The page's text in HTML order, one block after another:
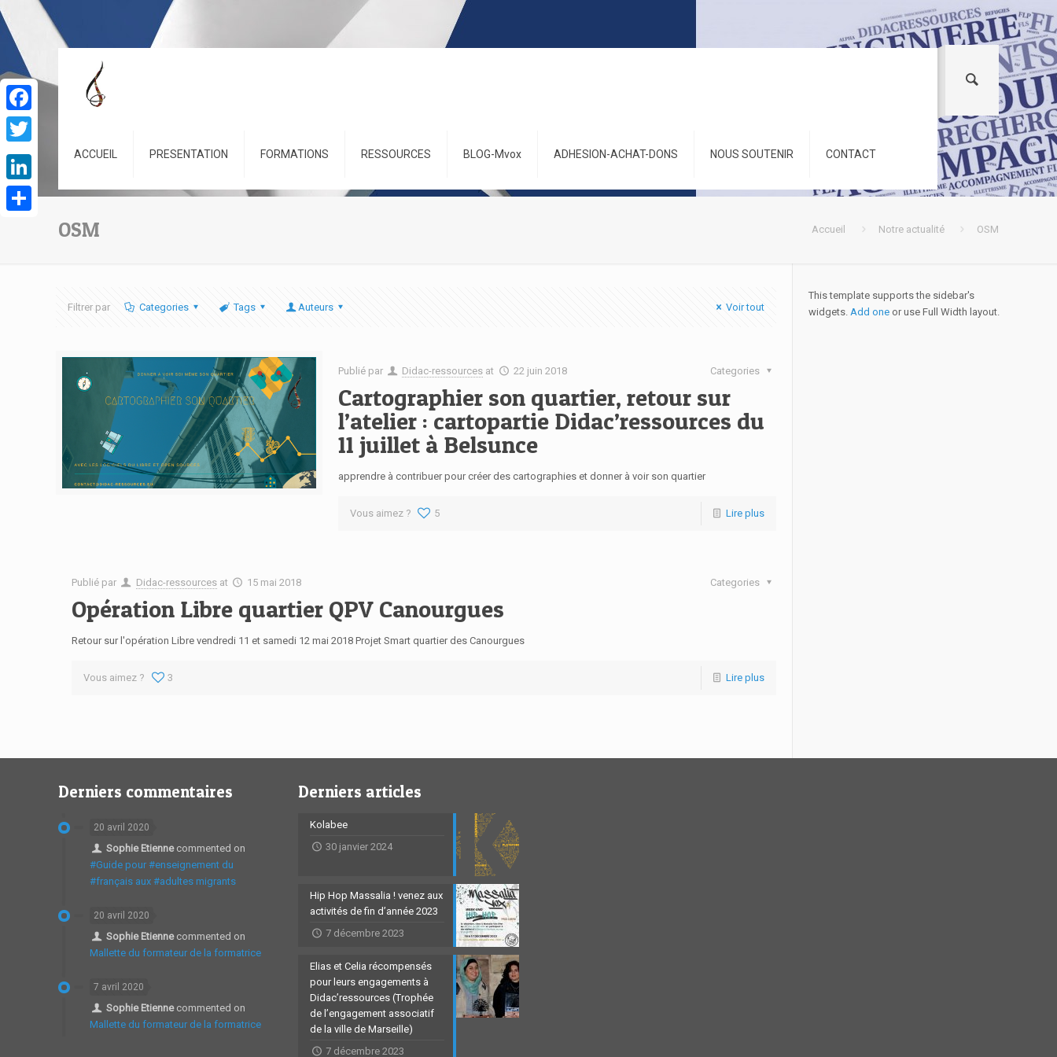
ACCUEIL PRESENTATION FORMATIONS RESSOURCES BLOG-Mvox ADHESION-ACHAT-DONS NOUS SOUTENIR CONTACT
OSM Accueil Notre actualité OSM
Filtrer par Categories Tags Auteurs Voir tout
Publié par Didac-ressources at 22 juin 2018 Categories
Cartographier son quartier, retour sur
l’atelier : cartopartie Didac’ressources du
11 juillet à Belsunce
apprendre à contribuer pour créer des cartographies et donner à voir son quartier
Vous aimez ? 5 Lire plus
Publié par Didac-ressources at 15 mai 2018 Categories
Opération Libre quartier QPV Canourgues
Retour sur l'opération Libre vendredi 11 et samedi 12 mai 2018 Projet Smart quartier des Canourgues
Vous aimez ? 3 Lire plus
This template supports the sidebar's
widgets. Add oneor use Full Width layout.
Derniers commentaires
20 avril 2020
Sophie Etiennecommented on
#Guide pour #enseignement du
#français aux #adultes migrants
20 avril 2020
Sophie Etiennecommented on
Mallette du formateur de la formatrice
7 avril 2020
Sophie Etiennecommented on
Mallette du formateur de la formatrice
Derniers articles
Kolabee
30 janvier 2024
Hip Hop Massalia ! venez aux
activités de fin d’année 2023
7 décembre 2023
Elias et Celia récompensés
pour leurs engagements à
Didac’ressources (Trophée
de l’engagement associatif
de la ville de Marseille)
7 décembre 2023
Facebook
Twitter
LinkedIn